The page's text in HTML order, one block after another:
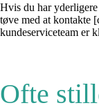
Hvis du har
tøve med at kontakte
kundeserviceteam er
Ofte